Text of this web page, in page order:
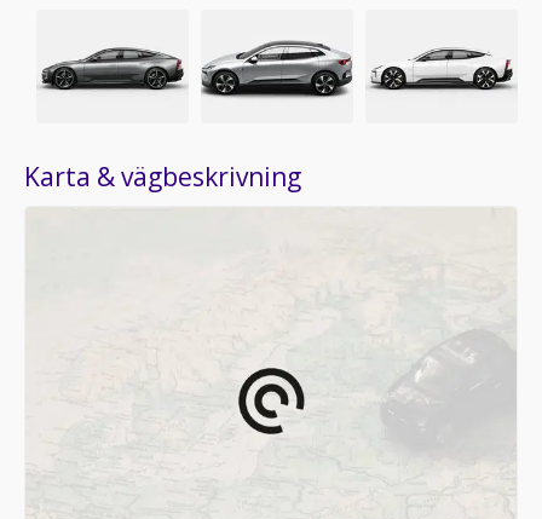
Karta & vägbeskrivning